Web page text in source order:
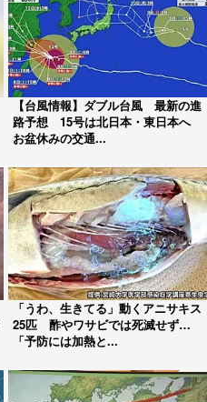
【台風情報】ダブル台風 最新の進
路予想 15号は北日本・東日本へ
お盆休みの交通...
「うわ、生きてる」動くアニサキス
25匹 酢やワサビでは死滅せず…
「予防には加熱と...